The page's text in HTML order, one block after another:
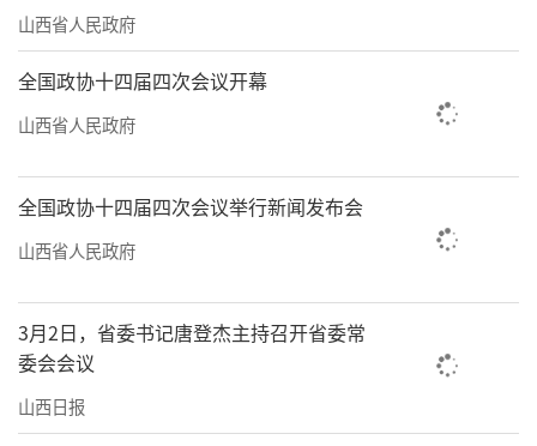
山西省人民政府
全国政协十四届四次会议开幕
山西省人民政府
全国政协十四届四次会议举行新闻发布会
山西省人民政府
3月2日，省委书记唐登杰主持召开省委常
委会会议
山西日报